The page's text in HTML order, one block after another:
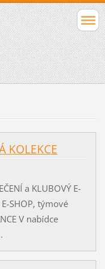
KOLEKCE
a KLUBOVÝ E-
SHOP, týmové
V nabídce